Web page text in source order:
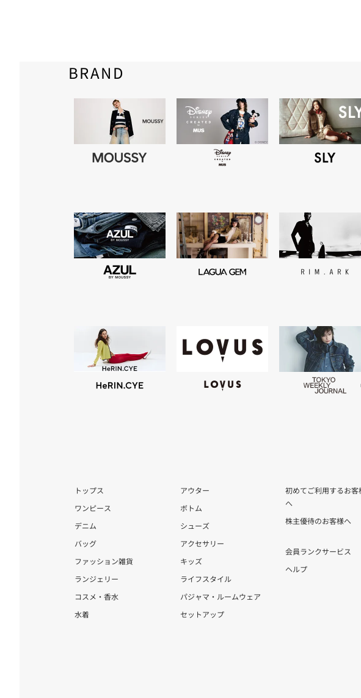
BRAND
トップス
アウター
ワンピース
ボトム
デニム
シューズ
バッグ
アクセサリー
ファッション雑貨
キッズ
ランジェリー
ライフスタイル
コスメ・香水
パジャマ・ルームウェア
水着
セットアップ
初めてご利用するお客
へ
株主優待のお客様へ
会員ランクサービス
ヘルプ